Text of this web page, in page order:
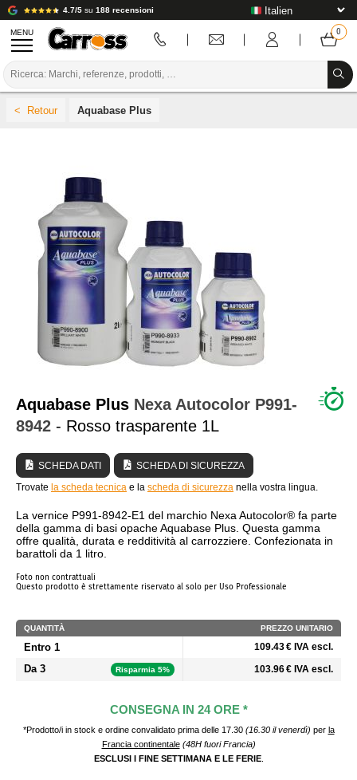
4.7/5 su 188 recensioni
MENU
PREPARAZIONE / VERNICIATURA / RIFINITURA
MATERIALI DI CONSUMO PER LA CARROZZERIA
STRUMENTI PER LA CARROZZERIA
ATTREZZATURE PER CARROZZERIA
CODICE COLORE
INSTALLAZIONE IN LABORATORIO
TUTORIAL E CONSIGLI
Aquabase Plus
Aquabase Plus Nexa Autocolor P991-
8942 - Rosso trasparente 1L
SCHEDA DATI
SCHEDA DI SICUREZZA
Trovate la scheda tecnica e la scheda di sicurezza nella vostra lingua.
La vernice P991-8942-E1 del marchio Nexa Autocolor® fa parte
della gamma di basi opache Aquabase Plus. Questa gamma
offre qualità, durata e redditività al carrozziere. Confezionata in
barattoli da 1 litro.
Foto non contrattuali
Questo prodotto è strettamente riservato al solo per Uso Professionale
QUANTITÀ PREZZO UNITARIO
Entro 1 109.43 € IVA escl.
Da 3 Risparmia 5% 103.96 € IVA escl.
CONSEGNA IN 24 ORE *
*Prodotto/i in stock e ordine convalidato prima delle 17.30 (16.30 il venerdì) per la
Francia continentale (48H fuori Francia)
ESCLUSI I FINE SETTIMANA E LE FERIE.